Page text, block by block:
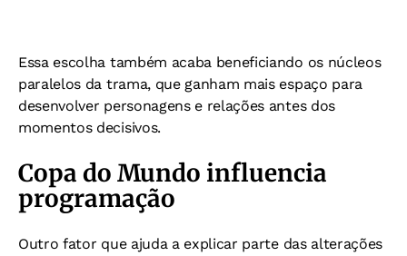
Essa escolha também acaba beneficiando os núcleos
paralelos da trama, que ganham mais espaço para
desenvolver personagens e relações antes dos
momentos decisivos.
Copa do Mundo influencia
programação
Outro fator que ajuda a explicar parte das alterações